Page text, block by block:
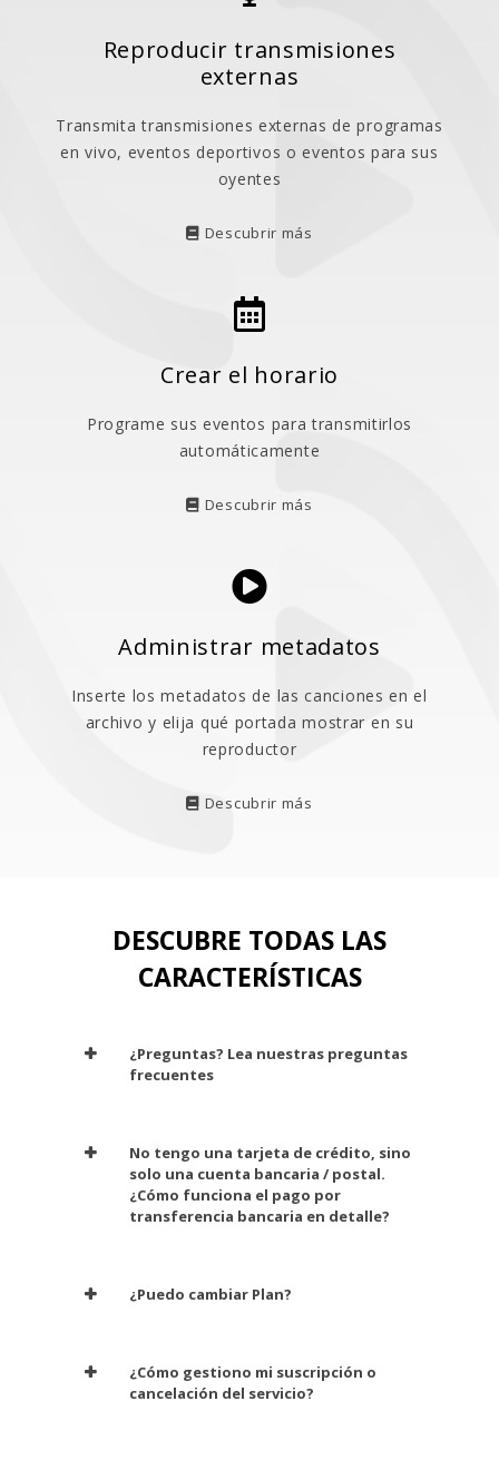
Reproducir transmisiones
externas
Transmita transmisiones externas de programas
en vivo, eventos deportivos o eventos para sus
oyentes
Descubrir más
Crear el horario
Programe sus eventos para transmitirlos
automáticamente
Descubrir más
Administrar metadatos
Inserte los metadatos de las canciones en el
archivo y elija qué portada mostrar en su
reproductor
Descubrir más
DESCUBRE TODAS LAS
CARACTERÍSTICAS
¿Preguntas? Lea nuestras preguntas
frecuentes
No tengo una tarjeta de crédito, sino
solo una cuenta bancaria / postal.
¿Cómo funciona el pago por
transferencia bancaria en detalle?
¿Puedo cambiar Plan?
¿Cómo gestiono mi suscripción o
cancelación del servicio?